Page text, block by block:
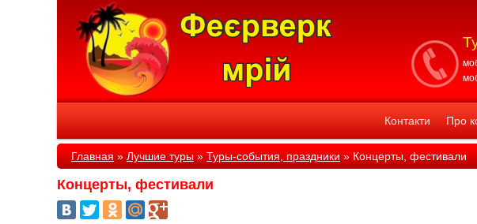
Контакти Про
Главная»Лучшие туры»Туры-события, праздники»Концерты, фестивали
Концерты, фестивали